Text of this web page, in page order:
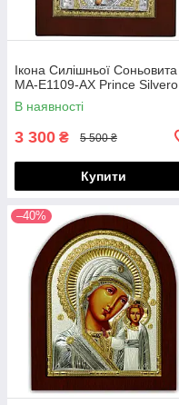
Ікона Силішньої Соньовита
МА-E1109-AX Prince Silvero
В наявності
3 300 ₴ 5 500 ₴
Купити
–40%